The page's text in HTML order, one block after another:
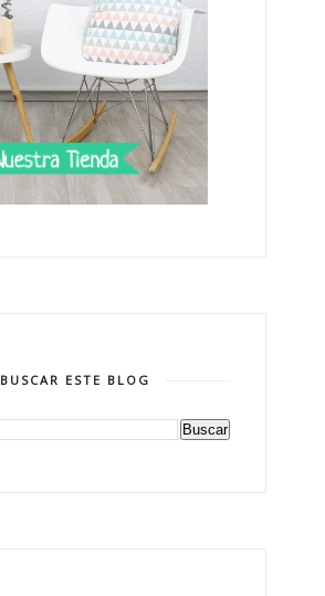
BUSCAR ESTE BLOG